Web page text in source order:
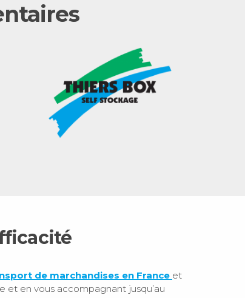
de marchandises en France et
et en vous accompagnant jusqu’au